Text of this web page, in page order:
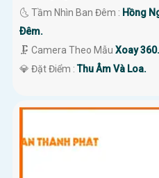
🌜 Tầm Nhìn Ban Đêm : Hồng
Ðêm.
🗜️ Camera Theo Mẫu Xoay 360.
️💎 Đặt Điểm :Thu Âm Và Loa.